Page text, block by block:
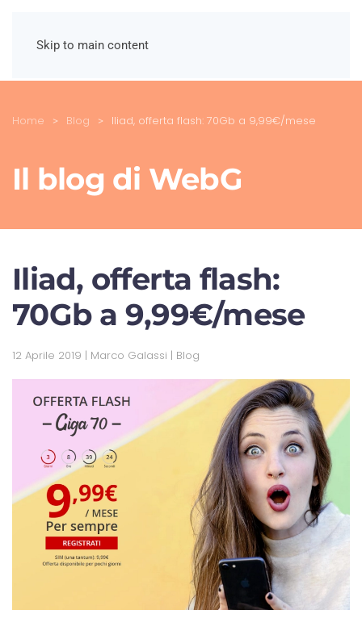
Skip to main content
Home Blog Iliad, offerta flash: 70Gb a 9,99€/mese
Il blog di WebG
Iliad, offerta flash:
70Gb a 9,99€/mese
12 Aprile 2019 | Marco Galassi | Blog